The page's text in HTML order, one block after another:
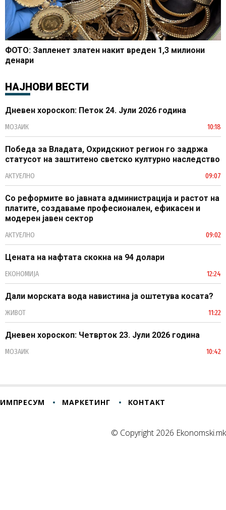
ФОТО: Запленет златен накит вреден 1,3 милиони
денари
НАЈНОВИ ВЕСТИ
Дневен хороскоп: Петок 24. Јули 2026 година
МОЗАИК 10:18
Победа за Владата, Охридскиот регион го задржа
статусот на заштитено светско културно наследство
АКТУЕЛНО 09:07
Со реформите во јавната администрација и растот на
платите, создаваме професионален, ефикасен и
модерен јавен сектор
АКТУЕЛНО 09:02
Цената на нафтата скокна на 94 долари
ЕКОНОМИЈА 12:24
Дали морската вода навистина ја оштетува косата?
ЖИВОТ 11:22
Дневен хороскоп: Четврток 23. Јули 2026 година
МОЗАИК 10:42
ИМПРЕСУМ МАРКЕТИНГ КОНТАКТ
© Copyright 2026 Ekonomski.mk